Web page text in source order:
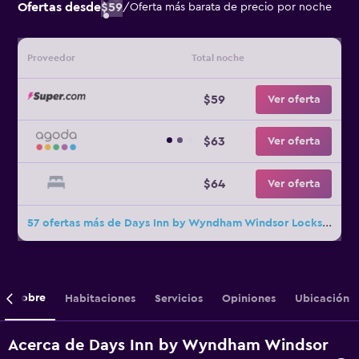
Ofertas desde$59/Oferta más barata de precio por noche
Proveedor Total noche
$59 Ver oferta
$63 Ver oferta
$64 Ver oferta
57 ofertas más de Days Inn by Wyndham Windsor Locks / Bradley Intl Airport
Sobre Habitaciones Servicios Opiniones Ubicación
Acerca de Days Inn by Wyndham Windsor